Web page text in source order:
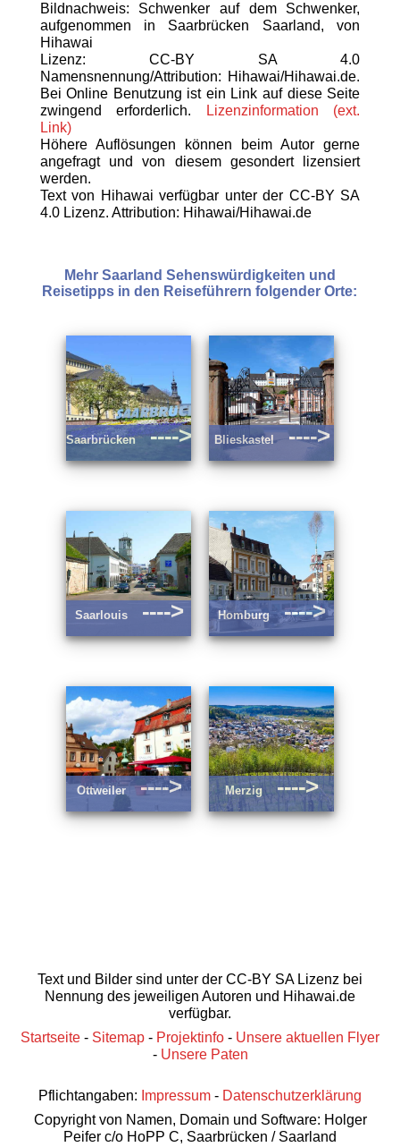
Bildnachweis: Schwenker auf dem Schwenker,
aufgenommen in Saarbrücken Saarland, von
Hihawai
Lizenz: CC-BY SA 4.0
Namensnennung/Attribution: Hihawai/Hihawai.de.
Bei Online Benutzung ist ein Link auf diese Seite
zwingend erforderlich.
Lizenzinformation (ext.
Link)
Höhere Auflösungen können beim Autor gerne
angefragt und von diesem gesondert lizensiert
werden.
Text von Hihawai verfügbar unter der CC-BY SA
4.0 Lizenz. Attribution: Hihawai/Hihawai.de
Mehr Saarland Sehenswürdigkeiten und
Reisetipps in den Reiseführern folgender Orte:
Saarbrücken----> Blieskastel---->
Saarlouis ----> Homburg ---->
Ottweiler----> Merzig ---->
Text und Bilder sind unter der CC-BY SA Lizenz bei
Nennung des jeweiligen Autoren und Hihawai.de
verfügbar.
Startseite - Sitemap - Projektinfo - Unsere aktuellen Flyer
- Unsere Paten
Pflichtangaben: Impressum - Datenschutzerklärung
Copyright von Namen, Domain und Software: Holger
Peifer c/o HoPP C, Saarbrücken / Saarland